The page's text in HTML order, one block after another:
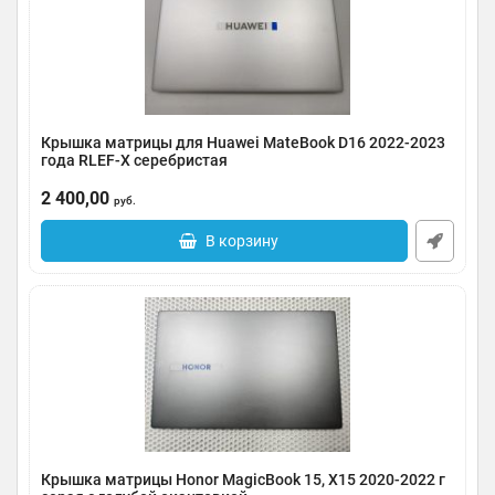
Крышка матрицы для Huawei MateBook D16 2022-2023
года RLEF-X серебристая
2 400,00 руб.
В корзину
Крышка матрицы Honor MagicBook 15, X15 2020-2022 г